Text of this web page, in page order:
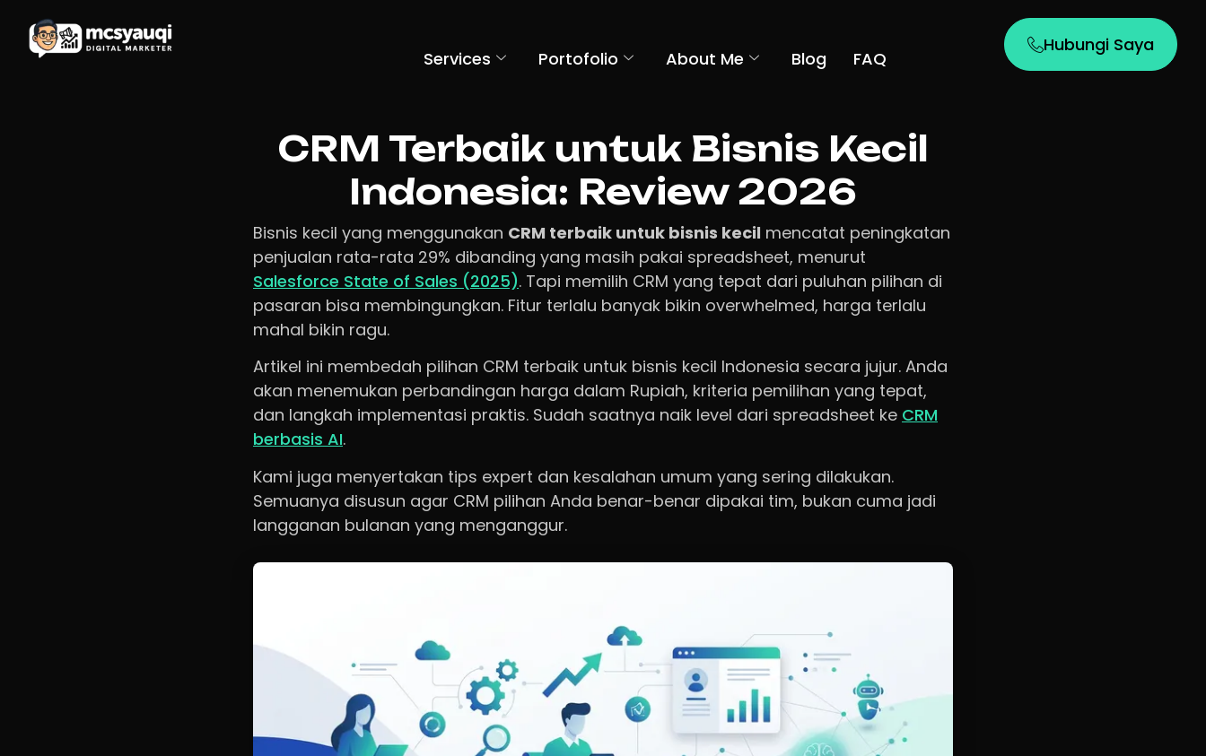
Services Portofolio About Me Blog FAQ
Hubungi Saya
CRM Terbaik untuk Bisnis Kecil
Indonesia: Review 2026
Bisnis kecil yang menggunakan CRM terbaik untuk bisnis kecil mencatat peningkatan
penjualan rata-rata 29% dibanding yang masih pakai spreadsheet, menurut
Salesforce State of Sales (2025). Tapi memilih CRM yang tepat dari puluhan pilihan di
pasaran bisa membingungkan. Fitur terlalu banyak bikin overwhelmed, harga terlalu
mahal bikin ragu.
Artikel ini membedah pilihan CRM terbaik untuk bisnis kecil Indonesia secara jujur. Anda
akan menemukan perbandingan harga dalam Rupiah, kriteria pemilihan yang tepat,
dan langkah implementasi praktis. Sudah saatnya naik level dari spreadsheet ke CRM
berbasis AI.
Kami juga menyertakan tips expert dan kesalahan umum yang sering dilakukan.
Semuanya disusun agar CRM pilihan Anda benar-benar dipakai tim, bukan cuma jadi
langganan bulanan yang menganggur.